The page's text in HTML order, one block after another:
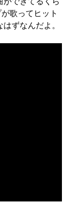
歌ってヒット
ずなんだよ。